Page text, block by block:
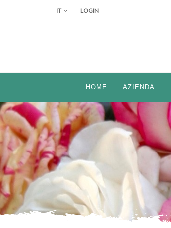
IT LOGIN
HOME AZIENDA